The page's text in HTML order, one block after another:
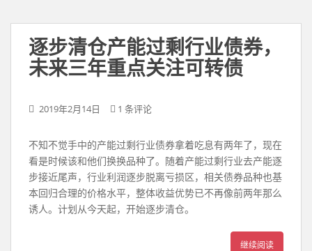
逐步清仓产能过剩行业债券，
未来三年重点关注可转债
2019年2月14日 1 条评论
不知不觉手中的产能过剩行业债券拿着吃息有两年了，现在
看是时候该和他们换换品种了。随着产能过剩行业去产能逐
步接近尾声，行业利润逐步脱离亏损区，相关债券品种也基
本回归合理的价格水平，整体收益优势已不再像前两年那么
诱人。计划从今天起，开始逐步清仓。
继续阅读